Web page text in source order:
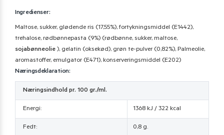
Ingredienser:
Maltose, sukker, glødende ris (17,55%), fortykningsmiddel (E1442),
trehalose, rødbønnepasta (9%) (rødbønne, sukker, maltose,
sojabønneolie ), gelatin (oksekød), grøn te-pulver (0,82%), Palmeolie,
aromastoffer, emulgator (E471), konserveringsmiddel (E202)
Næringsdeklaration:
Næringsindhold pr. 100 gr./ml.
Energi: 1368 kJ / 322 kcal
Fedt: 0,8 g.